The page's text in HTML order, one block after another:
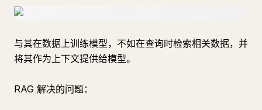
与其在数据上训练模型，不如在查询时检索相关数据，并
将其作为上下文提供给模型。
RAG 解决的问题：